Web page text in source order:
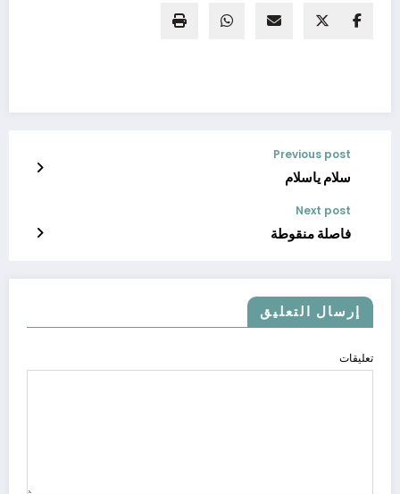
Previous post
سلام ياسلام
Next post
فاصلة منقوطة
إرسال التعليق
تعليقات